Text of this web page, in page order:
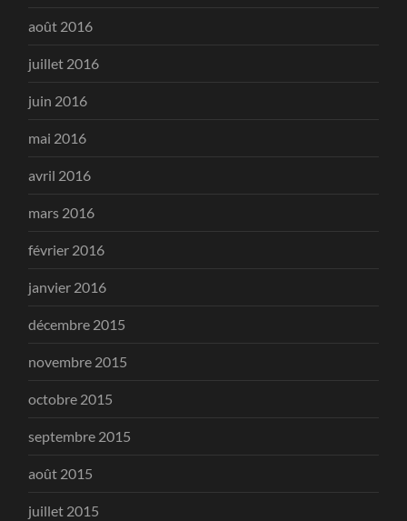
août 2016
juillet 2016
juin 2016
mai 2016
avril 2016
mars 2016
février 2016
janvier 2016
décembre 2015
novembre 2015
octobre 2015
septembre 2015
août 2015
juillet 2015